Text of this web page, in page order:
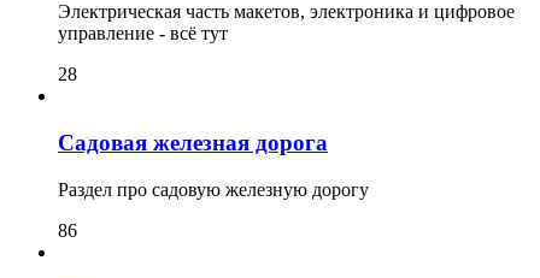
Электрическая часть макетов, электроника и цифровое
управление - всё тут
28
Садовая железная дорога
Раздел про садовую железную дорогу
86